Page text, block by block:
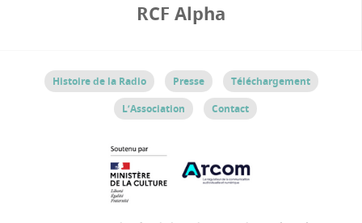
RCF Alpha
Histoire de la Radio Presse
Téléchargement
L’Association
Contact